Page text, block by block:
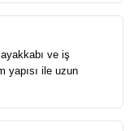
ve iş
yapısı ile uzun